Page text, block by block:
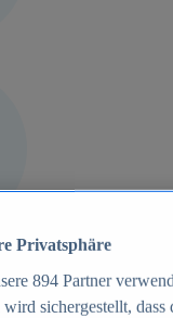
Privatsphäre
894 Partner
sichergestellt,